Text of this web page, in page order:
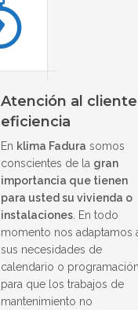
Atención al
eficiencia
En klima Fadura somos
conscientes de la gran
importancia que tienen
para usted su vivienda o
instalaciones . En todo
momento nos adaptamos
sus necesidades de
calendario o programación
para que los trabajos de
mantenimiento no